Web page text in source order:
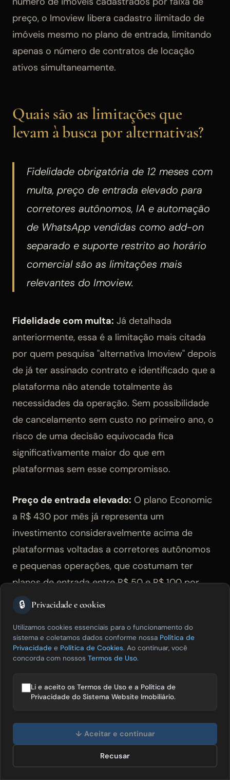
preço, o Imoview libera cadastro ilimitado de
imóveis mesmo no plano de entrada, limitando
apenas o número de contratos de locação
ativos simultaneamente.
Quais são as limitações que
levam à busca por alternativas?
Fidelidade obrigatória de 12 meses com
multa, preço de entrada elevado para
corretores autônomos, IA e automação
de WhatsApp vendidas como add-on
separado e suporte restrito ao horário
comercial são as limitações mais
relevantes do Imoview.
Fidelidade com multa: Já detalhada
anteriormente, essa é a limitação mais citada
por quem pesquisa "alternativa Imoview" depois
de já ter assinado contrato e identificado que a
plataforma não atende totalmente às
necessidades da operação. Sem possibilidade
de cancelamento sem custo no primeiro ano, o
risco de uma decisão equivocada fica
significativamente maior do que em
plataformas sem esse compromisso.
Preço de entrada elevado: O plano Economic
a R$ 430 por mês já representa um
investimento consideravelmente acima de
plataformas voltadas a corretores autônomos
e pequenas operações, que costumam ter
planos de entrada entre R$ 50 e R$ 100 por
mês. Para quem está começando e precisa de
previsibilidade de custo baixo, o Imoview não é
a opção mais acessível do mercado.
IA não incluída no plano base:
inclui automaticamente o módulo de
contratado separadamente. Para imobiliárias
que priorizam IA como parte central da
operação digital desde o primeiro dia, esse
🔒 Privacidade e cookies
Utilizamos cookies essenciais para o funcionamento do
sistema e coletamos dados conforme nossa Política de
Privacidade e Política de Cookies. Ao continuar, você
concorda com nossos Termos de Uso.
Li e aceito os Termos de Uso e a Política de
Privacidade do Sistema Website Imobiliário.
↓ Aceitar e continuar
Recusar
imóveis? 😊